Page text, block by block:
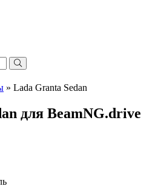
» Lada Granta Sedan
для BeamNG.drive